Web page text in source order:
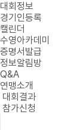
대회정보
경기인등록
캘린더
수영아카데미
증명서발급
정보알림방
Q&A
연맹소개
대회결과
참가신청